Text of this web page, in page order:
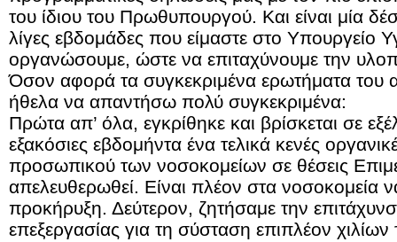
του ίδιου του Πρωθυπουργού. Και είναι μία
λίγες εβδομάδες που είμαστε στο Υπουργείο
οργανώσουμε, ώστε να επιταχύνουμε την
Όσον αφορά τα συγκεκριμένα ερωτήματα του
ήθελα να απαντήσω πολύ συγκεκριμένα:
Πρώτα απ’ όλα, εγκρίθηκε και βρίσκεται σε
εξακόσιες εβδομήντα ένα τελικά κενές
προσωπικού των νοσοκομείων σε θέσεις
απελευθερωθεί. Είναι πλέον στα
προκήρυξη. Δεύτερον, ζητήσαμε την
επεξεργασίας για τη σύσταση επιπλέον χιλίων